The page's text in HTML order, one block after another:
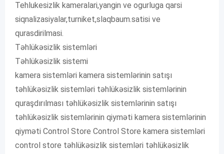
Tehlukesizlik kameralari,yangin ve ogurluga qarsi
siqnalizasiyalar,turniket,slaqbaum.satisi ve
qurasdirilmasi.
Təhlükəsizlik sistemləri
Təhlükəsizlik sistemi
kamera sistemləri kamera sistemlərinin satışı
təhlükəsizlik sistemləri təhlükəsizlik sistemlərinin
quraşdırılması təhlükəsizlik sistemlərinin satışı
təhlükəsizlik sistemlərinin qiyməti kamera sistemlərinin
qiyməti Control Store Control Store kamera sistemləri
control store təhlükəsizlik sistemləri təhlükəsizlik